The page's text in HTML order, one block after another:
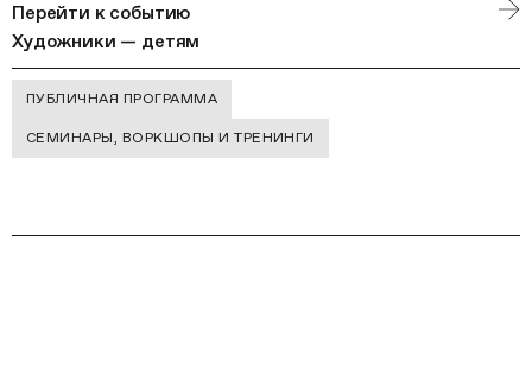
Перейти к событию
Художники — детям
ПУБЛИЧНАЯ ПРОГРАММА
СЕМИНАРЫ, ВОРКШОПЫ И ТРЕНИНГИ